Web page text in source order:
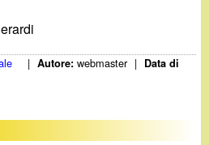
| Autore:webmaster |
Data di